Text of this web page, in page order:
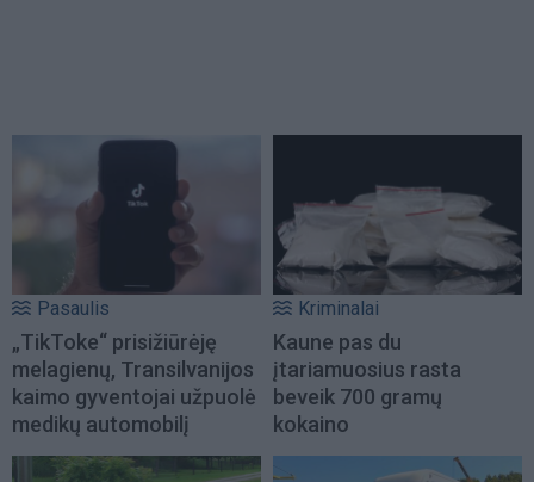
Pasaulis
„TikToke“ prisižiūrėję
melagienų, Transilvanijos
kaimo gyventojai užpuolė
medikų automobilį
Kriminalai
Kaune pas du
įtariamuosius rasta
beveik 700 gramų
kokaino